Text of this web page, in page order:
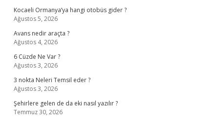
Kocaeli Ormanya’ya hangi otobüs gider ?
Ağustos 5, 2026
Avans nedir araçta ?
Ağustos 4, 2026
6 Cüzde Ne Var ?
Ağustos 3, 2026
3 nokta Neleri Temsil eder ?
Ağustos 3, 2026
Şehirlere gelen de da eki nasıl yazılır ?
Temmuz 30, 2026